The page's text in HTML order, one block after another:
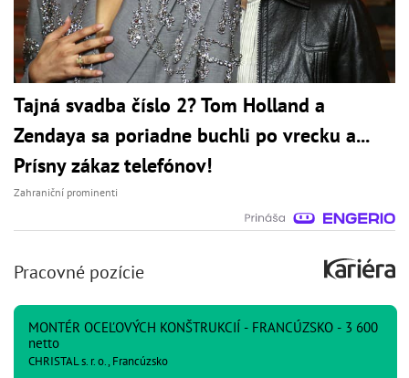
Tajná svadba číslo 2? Tom Holland a
Zendaya sa poriadne buchli po vrecku a...
Prísny zákaz telefónov!
Zahraniční prominenti
Pracovné pozície
MONTÉR OCEĽOVÝCH KONŠTRUKCIÍ - FRANCÚZSKO - 3 600
netto
CHRISTAL s. r. o., Francúzsko